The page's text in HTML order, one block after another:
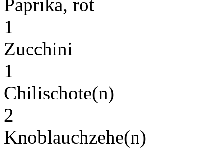
Paprika, rot
1
Zucchini
1
Chilischote(n)
2
Knoblauchzehe(n)